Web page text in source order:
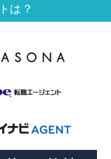
は？